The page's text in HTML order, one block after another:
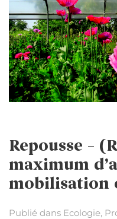
Repousse –
maximum
mobilisation
Publié dans Ecologie,